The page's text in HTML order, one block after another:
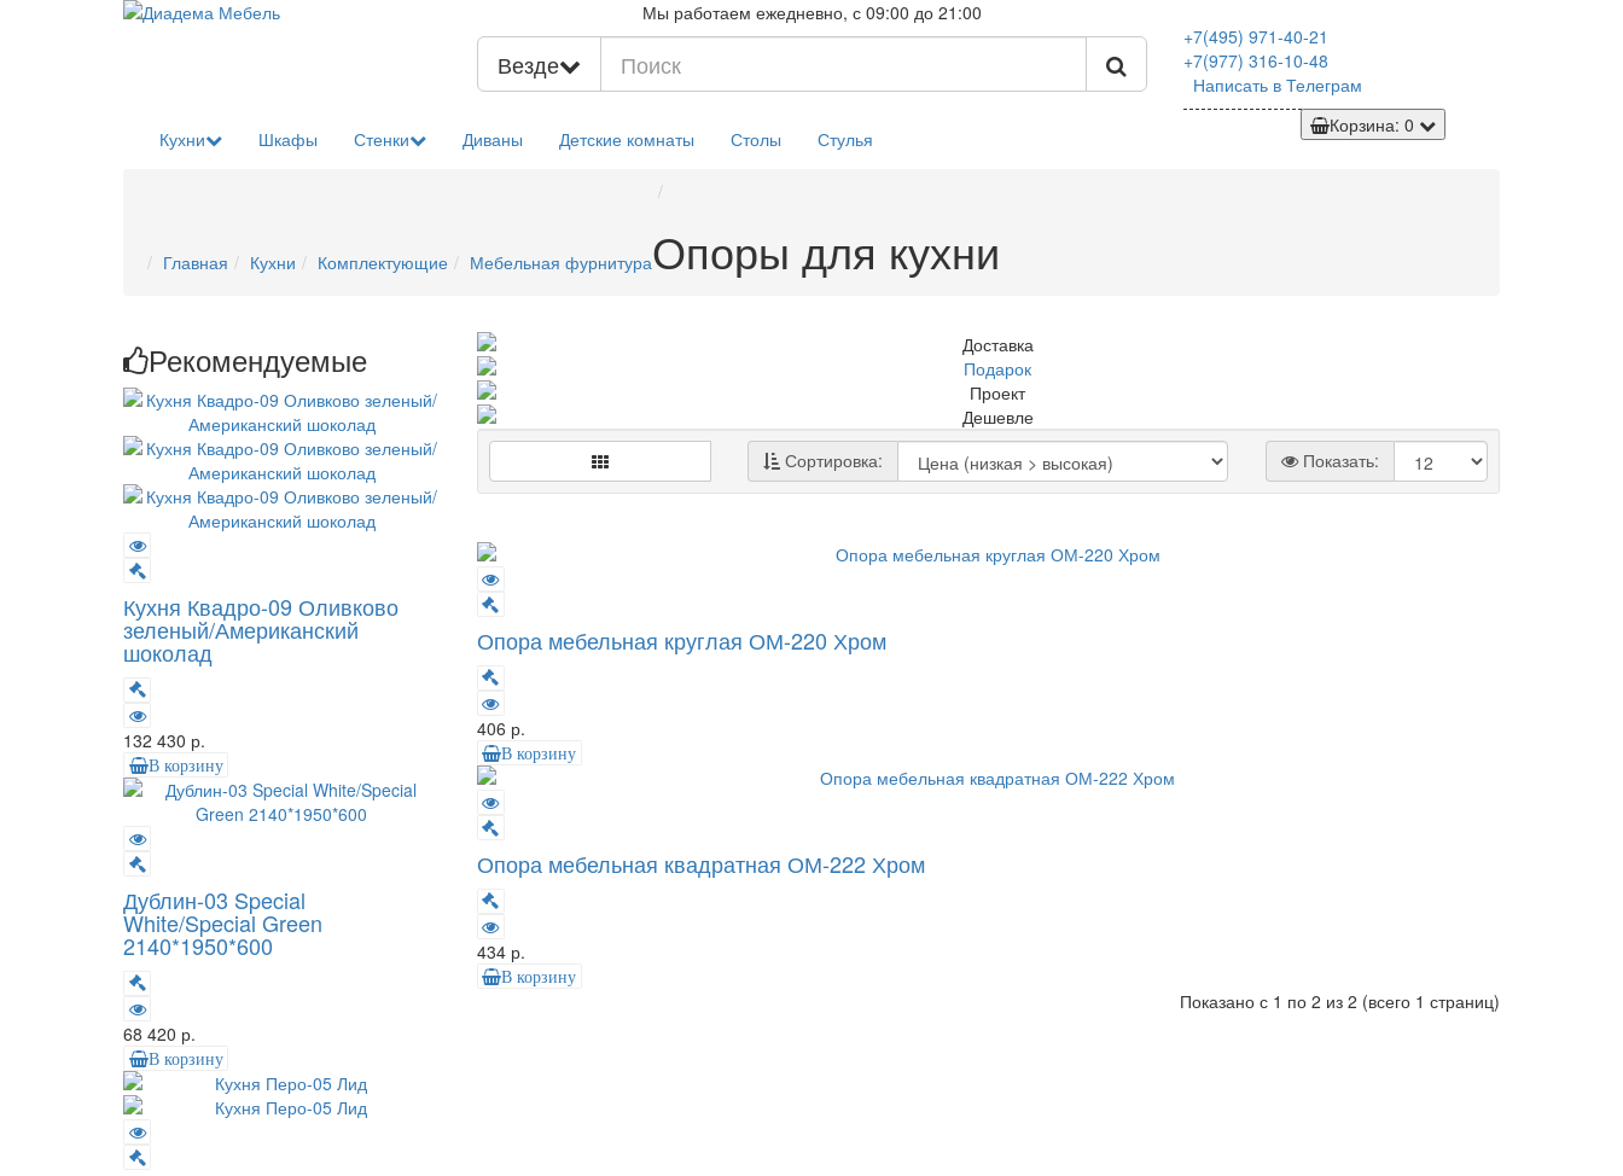
Мы работаем ежедневно, с 09:00 до 21:00
Везде
+7(495) 971-40-21
+7(977) 316-10-48
Написать в Телеграм
Кухни Шкафы Стенки Диваны Детские комнаты Столы Стулья
Корзина: 0
Главная Кухни Комплектующие Мебельная фурнитураОпоры для кухни
Рекомендуемые
Кухня Квадро-09 Оливково
зеленый/Американский
шоколад
132 430 р.
В корзину
Дублин-03 Special
White/Special Green
2140*1950*600
68 420 р.
В корзину
Сортировка: Показать:
Опора мебельная круглая ОМ-220 Хром
406 р.
В корзину
Опора мебельная квадратная ОМ-222 Хром
434 р.
В корзину
Показано с 1 по 2 из 2 (всего 1 страниц)